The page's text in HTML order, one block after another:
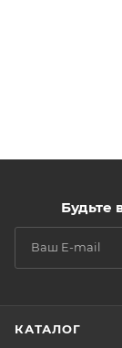
Будьте
КАТАЛОГ